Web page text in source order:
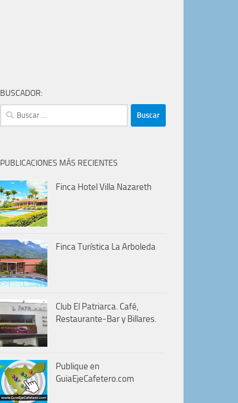
BUSCADOR:
Buscar:
PUBLICACIONES MÁS RECIENTES
Finca Hotel Villa Nazareth
Finca Turística La Arboleda
Club El Patriarca. Café,
Restaurante-Bar y Billares.
Publique en
GuiaEjeCafetero.com